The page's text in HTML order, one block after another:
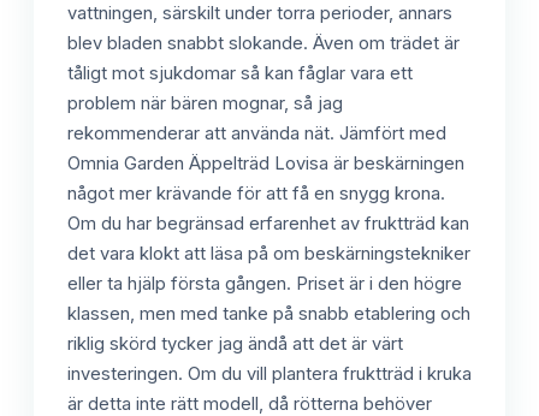
vattningen, särskilt under torra perioder, annars
blev bladen snabbt slokande. Även om trädet är
tåligt mot sjukdomar så kan fåglar vara ett
problem när bären mognar, så jag
rekommenderar att använda nät. Jämfört med
Omnia Garden Äppelträd Lovisa är beskärningen
något mer krävande för att få en snygg krona.
Om du har begränsad erfarenhet av fruktträd kan
det vara klokt att läsa på om beskärningstekniker
eller ta hjälp första gången. Priset är i den högre
klassen, men med tanke på snabb etablering och
riklig skörd tycker jag ändå att det är värt
investeringen. Om du vill plantera fruktträd i kruka
är detta inte rätt modell, då rötterna behöver